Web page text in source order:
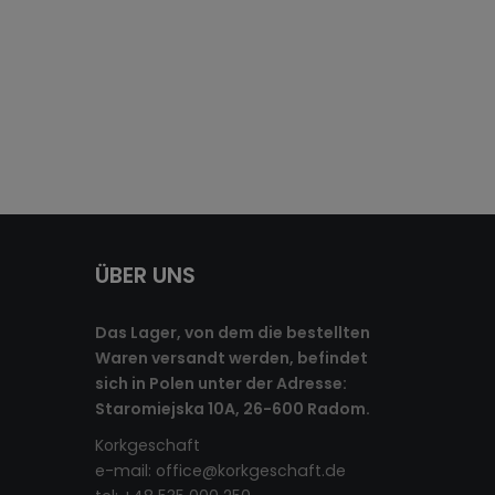
ÜBER UNS
Das Lager, von dem die bestellten
Waren versandt werden, befindet
sich in Polen unter der Adresse:
Staromiejska 10A, 26-600 Radom.
Korkgeschaft
e-mail: office@korkgeschaft.de